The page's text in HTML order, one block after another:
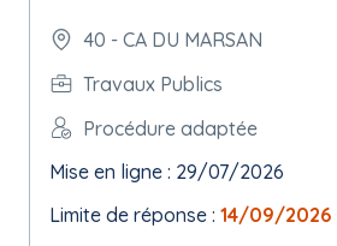
40 - CA DU MARSAN
Travaux Publics
Procédure adaptée
Mise en ligne : 29/07/2026
Limite de réponse : 14/09/2026